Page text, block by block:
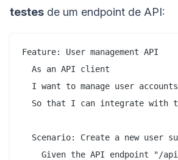
testes de um endpoint de API:
Feature: User management API
  As an API client
  I want to manage user accounts
So that I can integrate with
Scenario: Create a new user
Given the API endpoint "/